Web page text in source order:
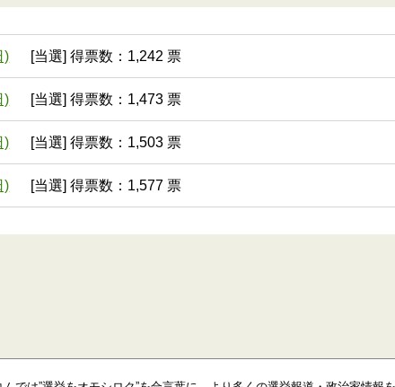
) [当選] 得票数：1,242 票
) [当選] 得票数：1,473 票
) [当選] 得票数：1,503 票
) [当選] 得票数：1,577 票